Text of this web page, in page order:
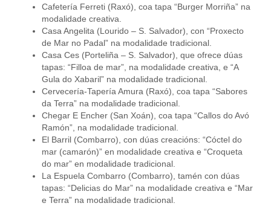
Cafetería Ferreti (Raxó), coa tapa “Burger Morriña” na
modalidade creativa.
Casa Angelita (Lourido – S. Salvador), con “Proxecto
de Mar no Padal” na modalidade tradicional.
Casa Ces (Porteliña – S. Salvador), que ofrece dúas
tapas: “Filloa de mar”, na modalidade creativa, e “A
Gula do Xabaril” na modalidade tradicional.
Cervecería-Tapería Amura (Raxó), coa tapa “Sabores
da Terra” na modalidade tradicional.
Chegar E Encher (San Xoán), coa tapa “Callos do Avó
Ramón”, na modalidade tradicional.
El Barril (Combarro), con dúas creacións: “Cóctel do
mar (camarón)” en modalidade creativa e “Croqueta
do mar” en modalidade tradicional.
La Espuela Combarro (Combarro), tamén con dúas
tapas: “Delicias do Mar” na modalidade creativa e “Mar
e Terra” na modalidade tradicional.